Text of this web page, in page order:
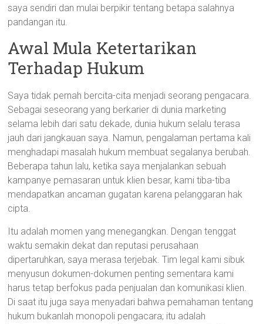
saya sendiri dan mulai berpikir tentang betapa salahnya
pandangan itu.
Awal Mula Ketertarikan
Terhadap Hukum
Saya tidak pernah bercita-cita menjadi seorang pengacara.
Sebagai seseorang yang berkarier di dunia marketing
selama lebih dari satu dekade, dunia hukum selalu terasa
jauh dari jangkauan saya. Namun, pengalaman pertama kali
menghadapi masalah hukum membuat segalanya berubah.
Beberapa tahun lalu, ketika saya menjalankan sebuah
kampanye pemasaran untuk klien besar, kami tiba-tiba
mendapatkan ancaman gugatan karena pelanggaran hak
cipta.
Itu adalah momen yang menegangkan. Dengan tenggat
waktu semakin dekat dan reputasi perusahaan
dipertaruhkan, saya merasa terjebak. Tim legal kami sibuk
menyusun dokumen-dokumen penting sementara kami
harus tetap berfokus pada penjualan dan komunikasi klien.
Di saat itu juga saya menyadari bahwa pemahaman tentang
hukum bukanlah monopoli pengacara; itu adalah